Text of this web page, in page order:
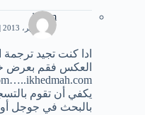
issam
17 سبتمبر، 2013 | 7:23 م
ادا كنت تجيد ترجمة
العكس فقم بعرض
يكفي أن تقوم
بالبحث في جوجل أو